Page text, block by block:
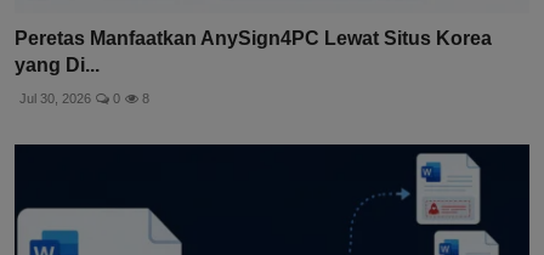
Peretas Manfaatkan AnySign4PC Lewat Situs Korea
yang Di...
Jul 30, 2026 0 8